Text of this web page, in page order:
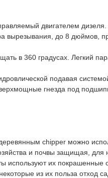
двигателем дизеля.
вырезывания, до 8 дюймов,
в 360 градусах. Легкий
подавая
гнезда под
chipper можно
и почвы защищая, для
используют их покрашенные
из их польза отход